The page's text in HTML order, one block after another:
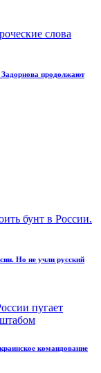
продолжают
Но не учли русский
командование